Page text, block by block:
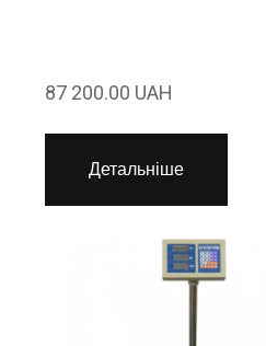
87 200.00 UAH
Детальніше